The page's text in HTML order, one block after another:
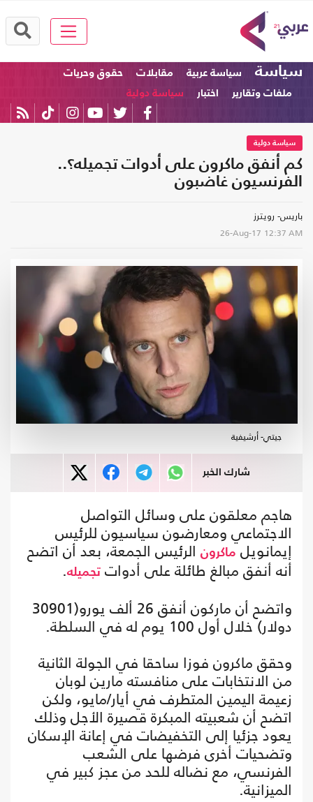
سياسة سياسة عربية مقابلات
حقوق وحريات
ملفات وتقارير
اختبار سياسة دولية
سياسة دولية
كم أنفق ماكرون على أدوات تجميله؟..
الفرنسيون غاضبون
باريس- رويترز
26-Aug-17 12:37 AM
جيتي- أرشيفية
شارك الخبر
هاجم معلقون على وسائل التواصل
الاجتماعي ومعارضون سياسيون للرئيس
إيمانويلماكرون الرئيس الجمعة، بعد أن اتضح
أنه أنفق مبالغ طائلة على أدوات تجميله.
واتضح أن ماركون أنفق 26 ألف يورو(30901
دولار) خلال أول 100 يوم له في السلطة.
وحقق ماكرون فوزا ساحقا في الجولة الثانية
من الانتخابات على منافسته مارين لوبان
زعيمة اليمين المتطرف في أيار/مايو، ولكن
اتضح أن شعبيته المبكرة قصيرة الأجل وذلك
يعود جزئيا إلى التخفيضات في إعانة الإسكان
وتضحيات أخرى فرضها على الشعب
الفرنسي، مع نضاله للحد من عجز كبير في
الميزانية.